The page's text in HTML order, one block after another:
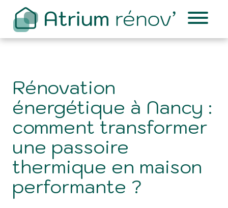
Rénovation
énergétique à Nancy :
comment transformer
une passoire
thermique en maison
performante ?